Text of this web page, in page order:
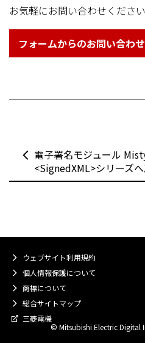
お気軽にお問い合わせください
フォームからのお問い合わせ
電子署名モジュール
<SignedXML>シリーズ
ウェブサイト利用規約
個人情報保護について
商標について
総合サイトマップ
三菱電機
© Mitsubishi Electric